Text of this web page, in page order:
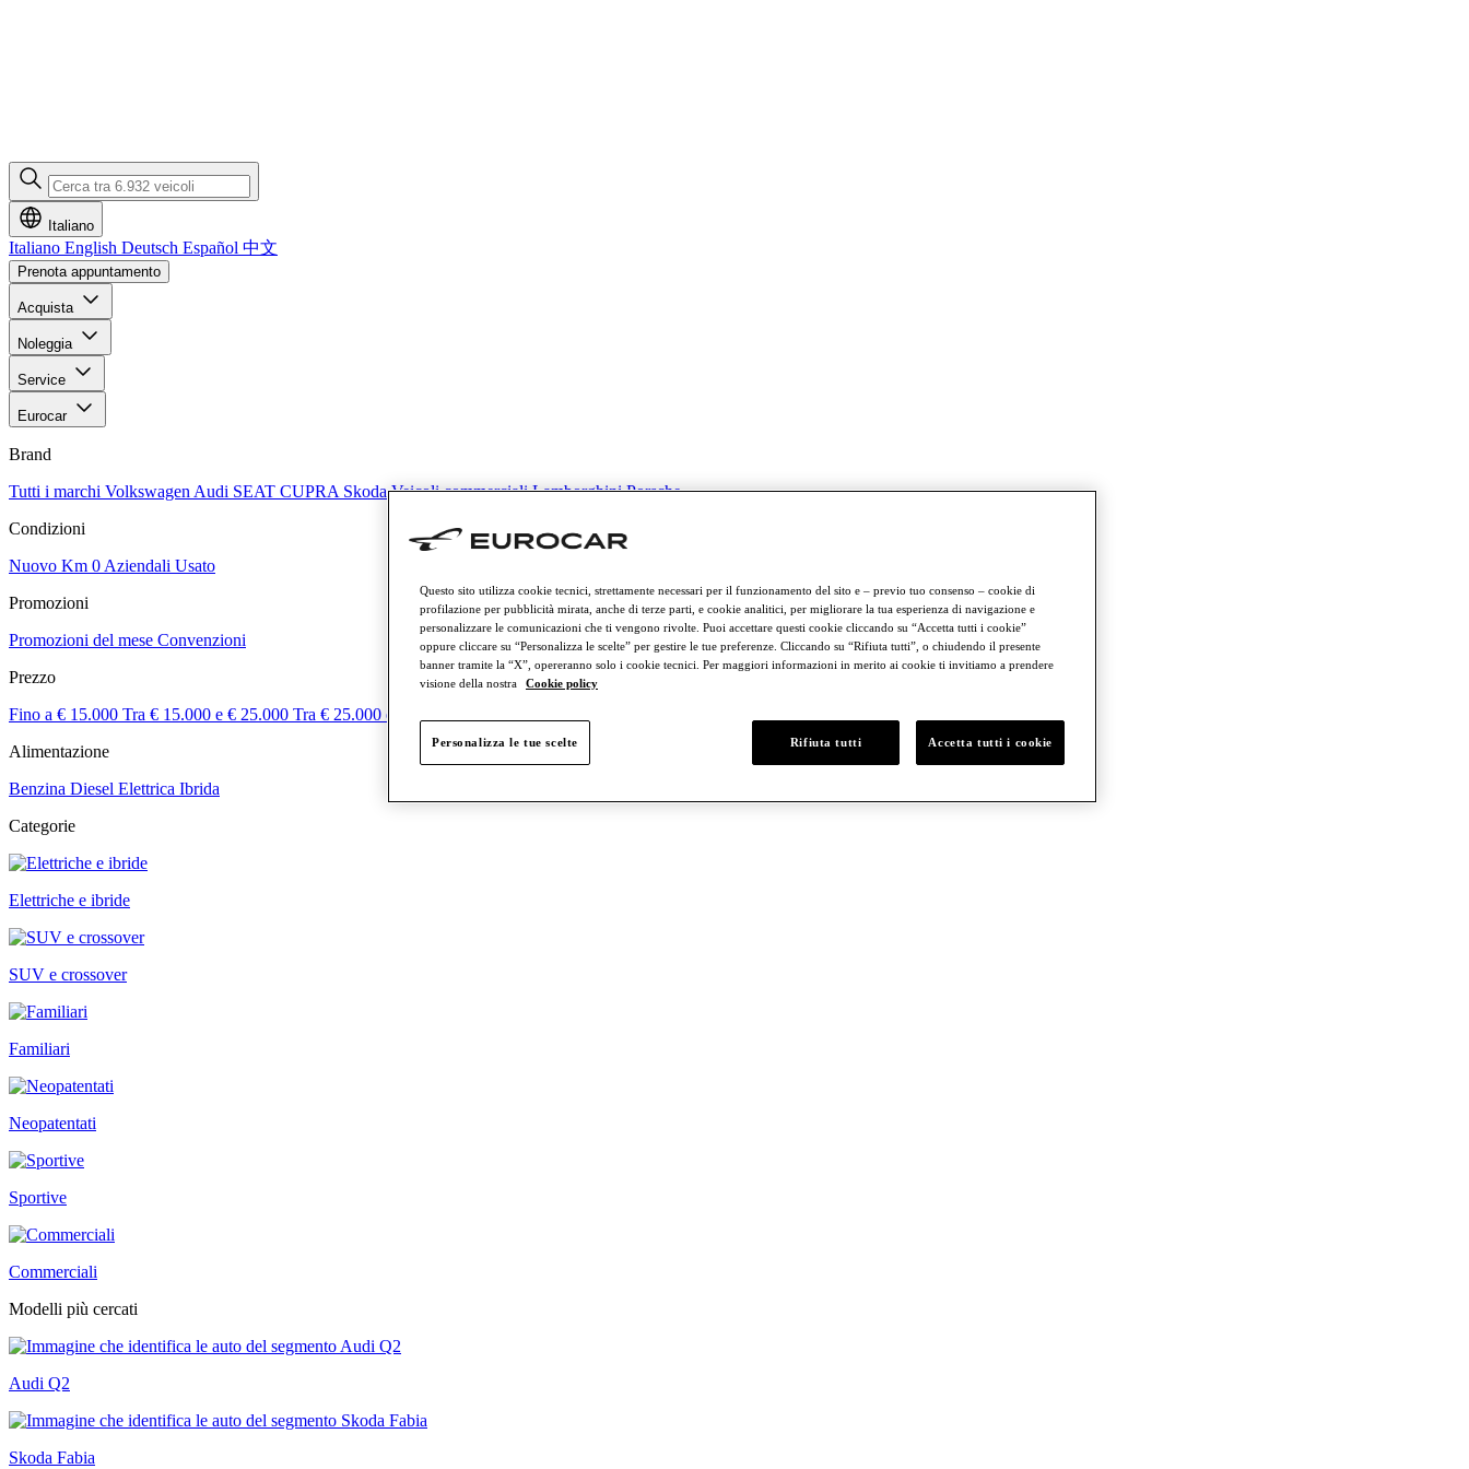
Italiano
Italiano English Deutsch Español 中文
Prenota appuntamento
Acquista
Noleggia
Service
Eurocar
Brand
Tutti i marchi VolkswagenAudi SEAT CUPRA SkodaVeicoli commercialiLamborghiniPorsche
Condizioni
Nuovo Km 0Aziendali Usato
Promozioni
Promozioni del mese Convenzioni
Prezzo
Fino a € 15.000 Tra € 15.000 e € 25.000 Tra € 25.000 e € 50.000
Alimentazione
Benzina Diesel Elettrica Ibrida
Categorie
Elettriche e ibride
SUV e crossover
Familiari
Neopatentati
Sportive
Commerciali
Modelli più cercati
Audi Q2
Skoda Fabia
Questo sito utilizza cookie tecnici, strettamente necessari per il funzionamento del sito e – previo tuo consenso – cookie di
profilazione per pubblicità mirata, anche di terze parti, e cookie analitici, per migliorare la tua esperienza di navigazione e
personalizzare le comunicazioni che ti vengono rivolte. Puoi accettare questi cookie cliccando su “Accetta tutti i cookie”
oppure cliccare su “Personalizza le scelte” per gestire le tue preferenze. Cliccando su “Rifiuta tutti”, o chiudendo il presente
banner tramite la “X”, opereranno solo i cookie tecnici. Per maggiori informazioni in merito ai cookie ti invitiamo a prendere
visione della nostra
Cookie policy
Personalizza le tue scelte Rifiuta tutti Accetta tutti i cookie